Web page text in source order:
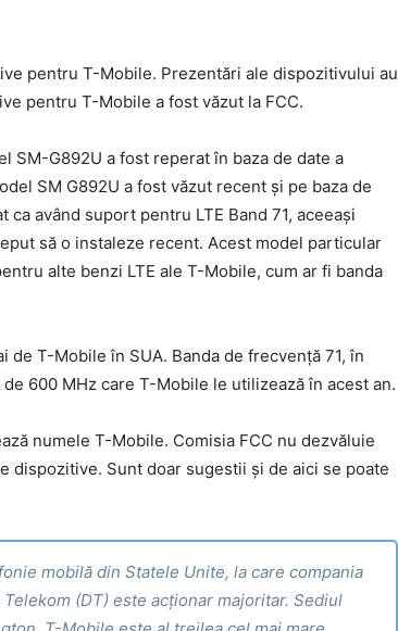
pentru T-Mobile. Prezentări ale dispozitivului au
pentru T-Mobile a fost văzut la FCC.
SM-G892U a fost reperat în baza de date a
SM G892U a fost văzut recent și pe baza de
având suport pentru LTE Band 71, aceeași
să o instaleze recent. Acest model particular
alte benzi LTE ale T-Mobile, cum ar fi banda
T-Mobile în SUA. Banda de frecvență 71, în
600 MHz care T-Mobile le utilizează în acest an.
numele T-Mobile. Comisia FCC nu dezvăluie
Sunt doar sugestii și de aici se poate
mobilă din Statele Unite, la care compania
(DT) este acționar majoritar. Sediul